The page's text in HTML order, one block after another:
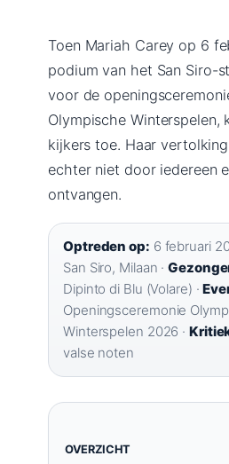
Toen Mariah Carey op 6
podium van het San Siro-
voor de
Olympische Winterspelen,
kijkers toe. Haar vertolking
echter niet door iedereen
ontvangen.
Optreden op: 6 februari
San Siro, Milaan ·
Dipinto di Blu (Volare) ·
Openingsceremonie
Winterspelen 2026 ·
valse noten
OVERZICHT